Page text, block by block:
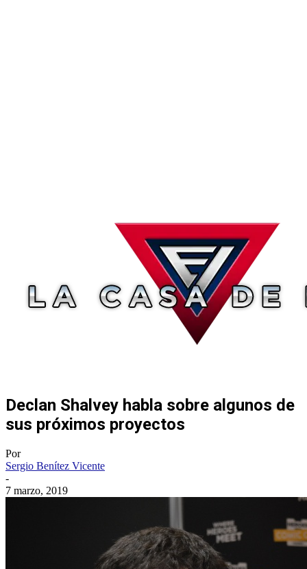
Declan Shalvey habla sobre algunos de
sus próximos proyectos
Por
Sergio Benítez Vicente
-
7 marzo, 2019